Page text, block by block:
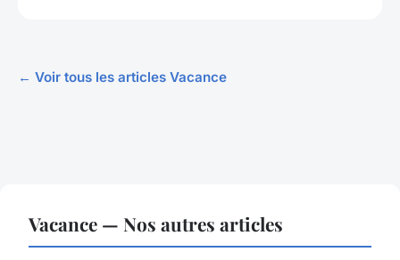
← Voir tous les articles Vacance
Vacance — Nos autres articles